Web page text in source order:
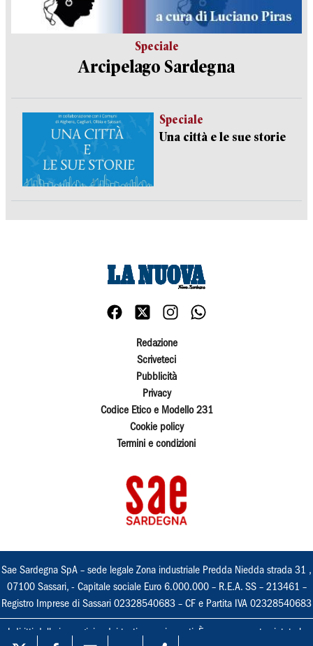
Speciale
Arcipelago Sardegna
Speciale
Una città e le sue storie
Redazione
Scriveteci
Pubblicità
Privacy
Codice Etico e Modello 231
Cookie policy
Termini e condizioni
Sae Sardegna SpA – sede legale Zona industriale Predda Niedda strada 31 ,
07100 Sassari, - Capitale sociale Euro 6.000.000 – R.E.A. SS – 213461 –
Registro Imprese di Sassari 02328540683 – CF e Partita IVA 02328540683
I diritti delle immagini e dei testi sono riservati. È espressamente vietata la